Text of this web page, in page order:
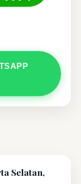
Selatan,